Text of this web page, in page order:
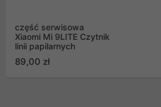
część serwisowa
Xiaomi Mi 9LITE Czytnik
linii papilarnych
89,00 zł